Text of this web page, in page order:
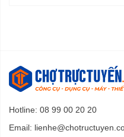
Hotline: 08 99 00 20 20
Email: